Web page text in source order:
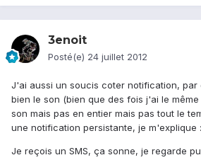
3enoit
Posté(e) 24 juillet 2012
J'ai aussi un soucis coter notification, par
bien le son (bien que des fois j'ai le
son mais pas en entier mais pas tout le
une notification persistante, je m'explique :
Je reçois un SMS, ça sonne, je regarde